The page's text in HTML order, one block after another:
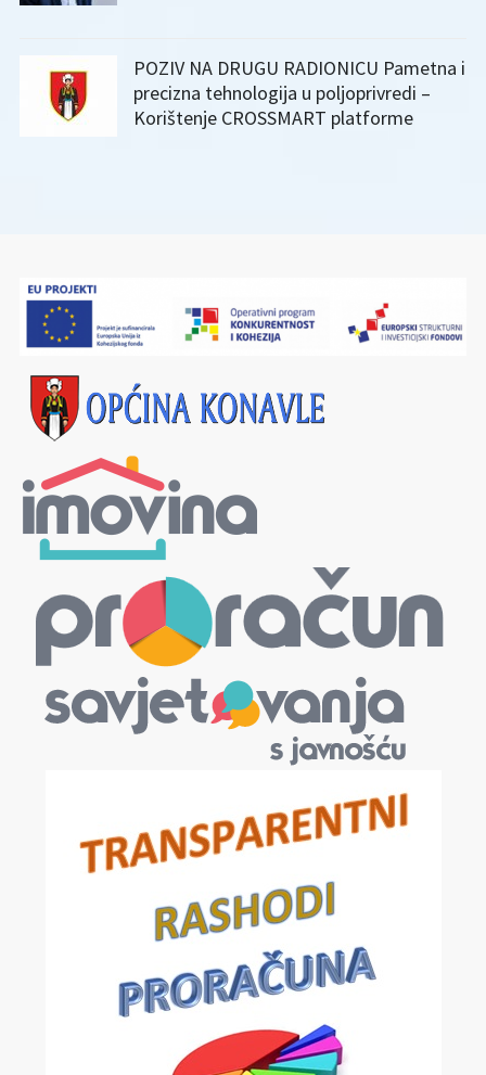
POZIV NA DRUGU RADIONICU Pametna i
precizna tehnologija u poljoprivredi –
Korištenje CROSSMART platforme